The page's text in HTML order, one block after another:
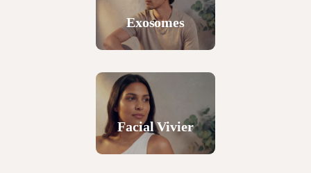
Exosomes
Facial Vivier